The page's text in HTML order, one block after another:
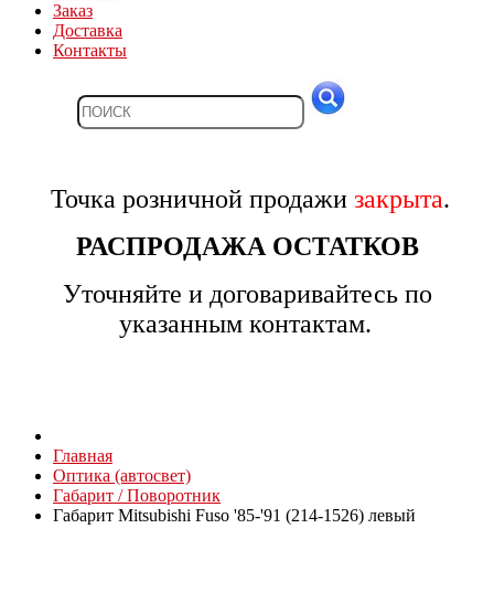
Заказ
Доставка
Контакты
Точка розничной продажи закрыта.
РАСПРОДАЖА ОСТАТКОВ
Уточняйте и договаривайтесь по
указанным контактам.
Главная
Оптика (автосвет)
Габарит / Поворотник
Габарит Mitsubishi Fuso '85-'91 (214-1526) левый